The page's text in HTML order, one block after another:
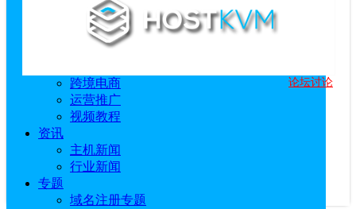
主机教程
建站技术教程
跨境电商
运营推广
视频教程
资讯
主机新闻
行业新闻
专题
域名注册专题
HostKvm 论坛讨论
hostkvm
访问官网
服务商介绍： HostKvm创办于2013年的品牌，主要提供中国香
港、日本、新加坡、美国等地区KVM架构的大带宽VPS主机及
服务器产品，线路均为优秀的国内...